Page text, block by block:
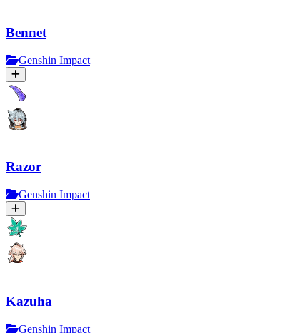
Bennet
Genshin Impact
Razor
Genshin Impact
Kazuha
Genshin Impact